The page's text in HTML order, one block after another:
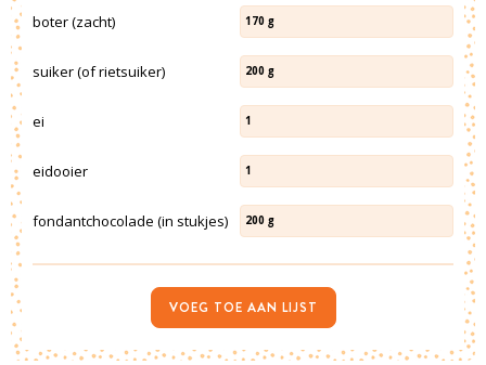
boter (zacht) 170 g
suiker (of rietsuiker) 200 g
ei 1
eidooier 1
fondantchocolade (in stukjes) 200 g
VOEG TOE AAN LIJST